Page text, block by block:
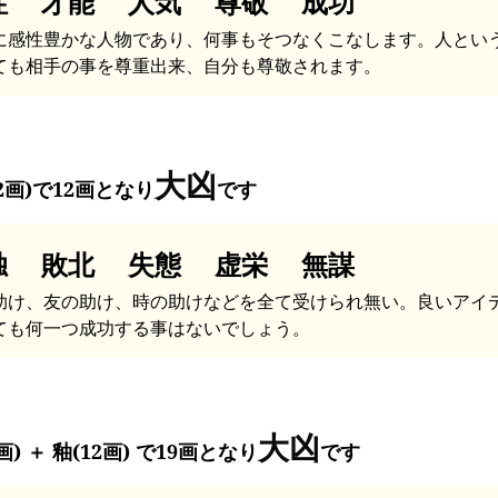
感性豊かな人物であり、何事もそつなくこなします。人とい
も相手の事を尊重出来、自分も尊敬されます。
)で12画となり 大凶です
敗北 失態 虚栄 無謀
け、友の助け、時の助けなどを全て受けられ無い。良いアイ
も何一つ成功する事はないでしょう。
) ＋ 釉(12画) で19画となり 大凶です